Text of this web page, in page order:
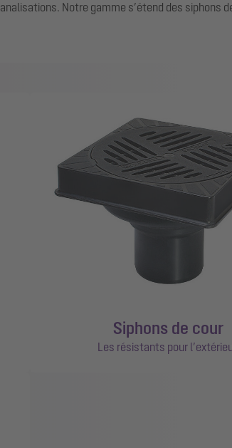
Notre gamme s’étend des siphons
Siphons de cour
Les résistants pour